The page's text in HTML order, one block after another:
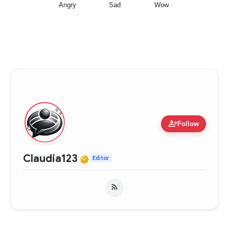
Angry Sad Wow
person_addFollow
Claudia123 Verified Media or
Editor